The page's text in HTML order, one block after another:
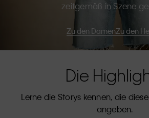
zeitgemäß in Szene
Zu den DamenZu den
Die
Lerne die Storys kennen, die
angeben.